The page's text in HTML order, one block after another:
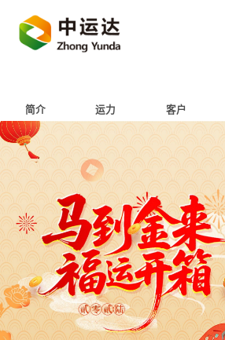
简介 运力 客户